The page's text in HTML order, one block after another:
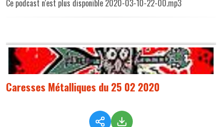
Ce podcast n'est plus disponible 2020-03-10-22-00.mp3
Caresses Métalliques du 25 02 2020